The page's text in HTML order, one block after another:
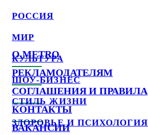
РОССИЯ
МИР
КУЛЬТУРА
ШОУ-БИЗНЕС
СТИЛЬ ЖИЗНИ
ЗДОРОВЬЕ И ПСИХОЛОГИЯ
О METRO
РЕКЛАМОДАТЕЛЯМ
СОГЛАШЕНИЯ И ПРАВИЛА
КОНТАКТЫ
ВАКАНСИИ